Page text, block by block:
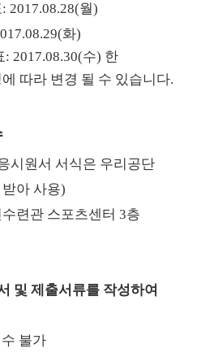
2017.08.28(월)
화)
2017.08.30(수) 한
따라 변경 될 수 있습니다.
시원서 서식은 우리공단
아 사용)
련관 스포츠센터 3층
및 제출서류를 작성하여
불가